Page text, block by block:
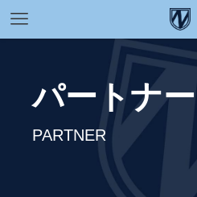
パートナー
PARTNER